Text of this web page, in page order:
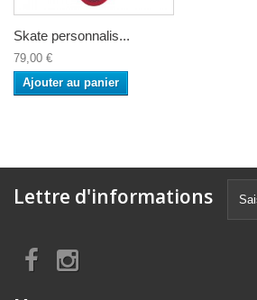
Skate personnalis...
79,00 €
Ajouter au panier
Lettre d'informations